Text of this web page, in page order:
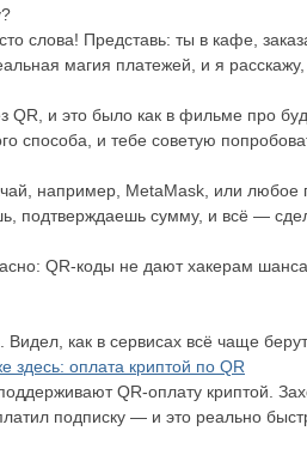
слова! Представь: ты в кафе,
магия платежей, и я расскажу,
QR, и это было как в фильме про
способа, и тебе советую
например, MetaMask, или любое
подтверждаешь сумму, и всё —
QR-коды не дают хакерам
как в сервисах всё чаще
здесь: оплата криптой по QR
QR-оплату криптой.
подписку — и это реально